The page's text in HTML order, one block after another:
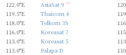
122.0°E
AsiaSat 9 new
119.5°E
Thaicom 4
118.0°E
Telkom 3S
116.0°E
Koreasat 7
113.0°E
Koreasat 5
113.0°E
Palapa D